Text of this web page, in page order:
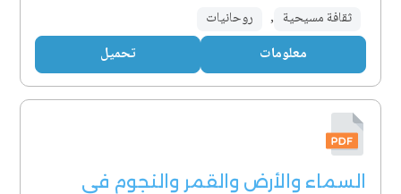
ثقافة مسيحية , روحانيات
معلومات تحميل
السماء والأرض والقمر والنجوم في